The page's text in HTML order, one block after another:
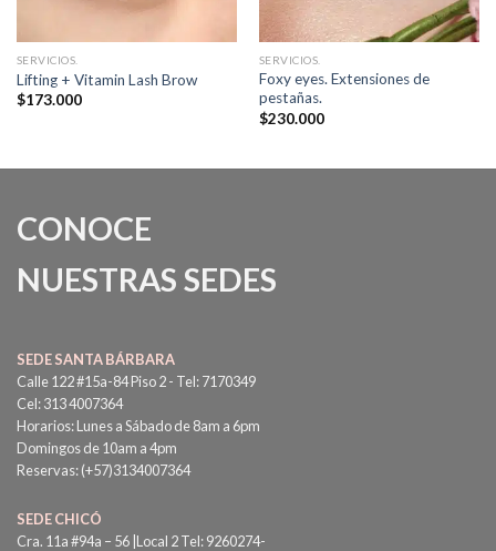
SERVICIOS.
Lifting + Vitamin Lash Brow
$173.000
SERVICIOS.
Foxy eyes. Extensiones de
pestañas.
$230.000
CONOCE
NUESTRAS SEDES
SEDE SANTA BÁRBARA
Calle 122 #15a-84 Piso 2 - Tel: 7170349
Cel: 313 4007364
Horarios: Lunes a Sábado de 8am a 6pm
Domingos de 10am a 4pm
Reservas: (+57)3134007364
SEDE CHICÓ
Cra. 11a #94a – 56 |Local 2 Tel: 9260274-